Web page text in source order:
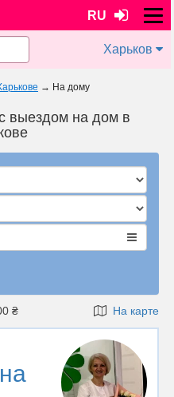
RU
Харьков
→ На дому
выездом на дом в
₴ На карте